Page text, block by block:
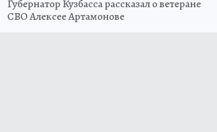
Губернатор Кузбасса рассказал о ветеране
СВО Алексее Артамонове